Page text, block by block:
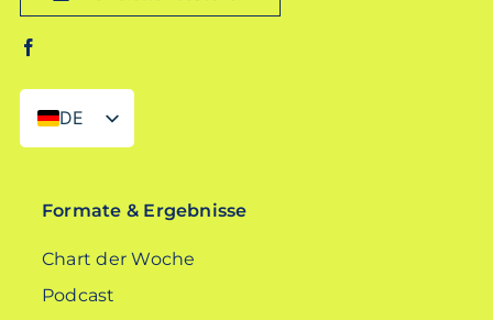
DE
EN
Formate & Ergebnisse
Chart der Woche
Podcast